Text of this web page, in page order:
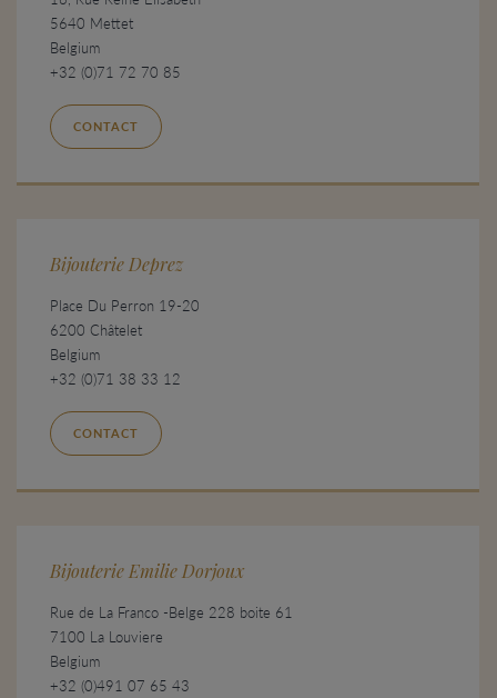
5640 Mettet
Belgium
+32 (0)71 72 70 85
CONTACT
Bijouterie Deprez
Place Du Perron 19-20
6200 Châtelet
Belgium
+32 (0)71 38 33 12
CONTACT
Bijouterie Emilie Dorjoux
Rue de La Franco -Belge 228 boite 61
7100 La Louviere
Belgium
+32 (0)491 07 65 43